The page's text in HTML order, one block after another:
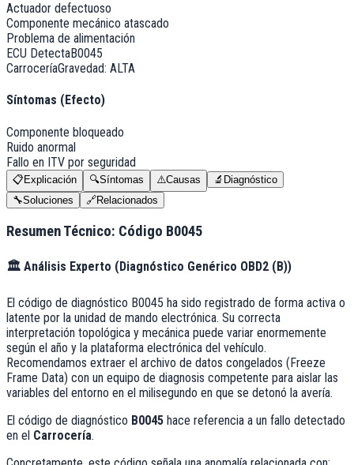
Actuador defectuoso
Componente mecánico atascado
Problema de alimentación
ECU DetectaB0045
CarroceríaGravedad: ALTA
Síntomas (Efecto)
Componente bloqueado
Ruido anormal
Fallo en ITV por seguridad
📋 Explicación 🔍Síntomas ⚠️Causas 🔬 Diagnóstico
🔧Soluciones 🔗Relacionados
Resumen Técnico: Código B0045
🏛️ Análisis Experto (Diagnóstico Genérico OBD2 (B))
El código de diagnóstico B0045 ha sido registrado de forma activa o
latente por la unidad de mando electrónica. Su correcta
interpretación topológica y mecánica puede variar enormemente
según el año y la plataforma electrónica del vehículo.
Recomendamos extraer el archivo de datos congelados (Freeze
Frame Data) con un equipo de diagnosis competente para aislar las
variables del entorno en el milisegundo en que se detonó la avería.
El código de diagnóstico B0045 hace referencia a un fallo detectado
en el Carrocería.